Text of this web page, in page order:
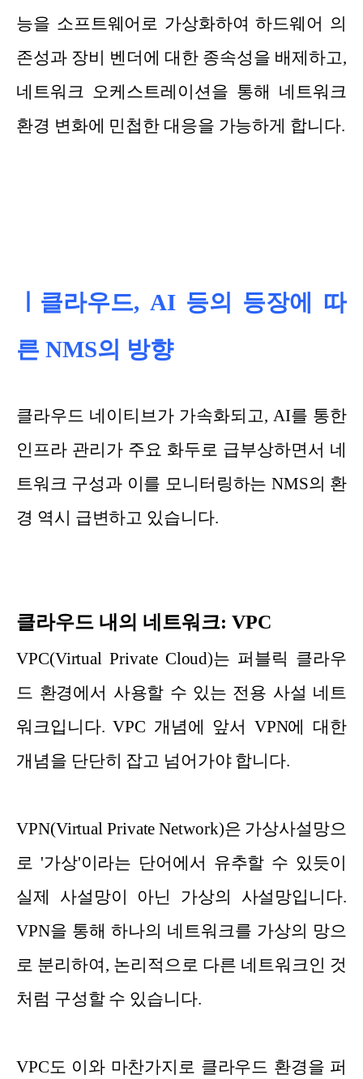
능을 소프트웨어로 가상화하여 하드웨어 의
존성과 장비 벤더에 대한 종속성을 배제하고,
네트워크 오케스트레이션을 통해 네트워크
환경 변화에 민첩한 대응을 가능하게 합니다.
ㅣ클라우드, AI 등의 등장에 따
른 NMS의 방향
클라우드 네이티브가 가속화되고, AI를 통한
인프라 관리가 주요 화두로 급부상하면서 네
트워크 구성과 이를 모니터링하는 NMS의 환
경 역시 급변하고 있습니다.
클라우드 내의 네트워크: VPC
VPC(Virtual Private Cloud)는 퍼블릭 클라우
드 환경에서 사용할 수 있는 전용 사설 네트
워크입니다. VPC 개념에 앞서 VPN에 대한
개념을 단단히 잡고 넘어가야 합니다.
VPN(Virtual Private Network)은 가상사설망으
로 '가상'이라는 단어에서 유추할 수 있듯이
실제 사설망이 아닌 가상의 사설망입니다.
VPN을 통해 하나의 네트워크를 가상의 망으
로 분리하여, 논리적으로 다른 네트워크인 것
처럼 구성할 수 있습니다.
VPC도 이와 마찬가지로 클라우드 환경을 퍼